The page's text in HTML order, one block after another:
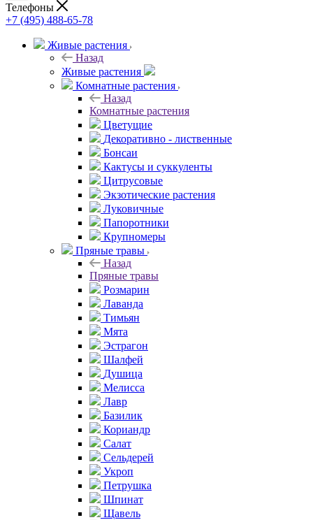
Телефоны
+7 (495) 488-65-78
Живые растения
Назад
Живые растения
Комнатные растения
Назад
Комнатные растения
Цветущие
Декоративно - лиственные
Бонсаи
Кактусы и суккуленты
Цитрусовые
Экзотические растения
Луковичные
Папоротники
Крупномеры
Пряные травы
Назад
Пряные травы
Розмарин
Лаванда
Тимьян
Мята
Эстрагон
Шалфей
Душица
Мелисса
Лавр
Базилик
Кориандр
Салат
Сельдерей
Укроп
Петрушка
Шпинат
Щавель